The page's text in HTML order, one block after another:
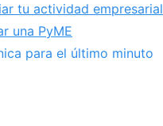
tu actividad empresarial
una PyME
para el último minuto